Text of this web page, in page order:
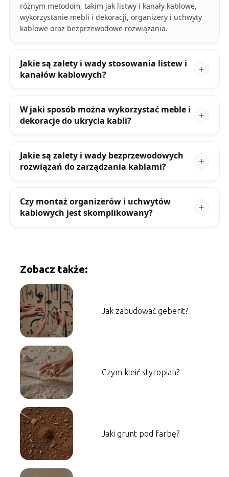
różnym metodom, takim jak listwy i kanały kablowe,
wykorzystanie mebli i dekoracji, organizery i uchwyty
kablowe oraz bezprzewodowe rozwiązania.
Jakie są zalety i wady stosowania listew i
kanałów kablowych?
W jaki sposób można wykorzystać meble i
dekoracje do ukrycia kabli?
Jakie są zalety i wady bezprzewodowych
rozwiązań do zarządzania kablami?
Czy montaż organizerów i uchwytów
kablowych jest skomplikowany?
Zobacz także:
Jak zabudować geberit?
Czym kleić styropian?
Jaki grunt pod farbę?